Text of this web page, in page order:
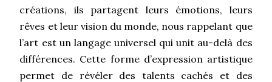
créations, ils partagent leurs émotions, leurs
rêves et leur vision du monde, nous rappelant que
l’art est un langage universel qui unit au-delà des
différences. Cette forme d’expression artistique
permet de révéler des talents cachés et des